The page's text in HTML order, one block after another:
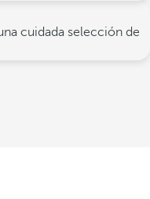
cuidada selección de